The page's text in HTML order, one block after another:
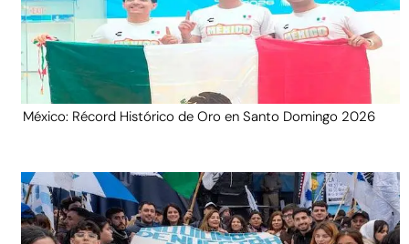
México: Récord Histórico de Oro en Santo Domingo 2026